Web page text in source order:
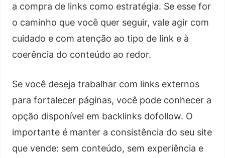
a compra de links como estratégia. Se esse for
o caminho que você quer seguir, vale agir com
cuidado e com atenção ao tipo de link e à
coerência do conteúdo ao redor.
Se você deseja trabalhar com links externos
para fortalecer páginas, você pode conhecer a
opção disponível em backlinks dofollow. O
importante é manter a consistência do seu site
que vende: sem conteúdo, sem experiência e